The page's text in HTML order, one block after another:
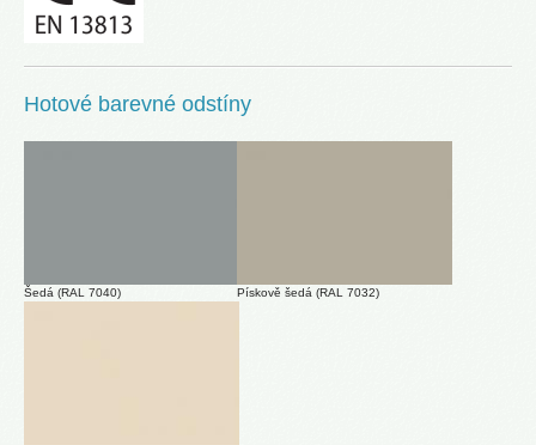
Hotové barevné odstíny
Šedá (RAL 7040) Pískově šedá (RAL 7032)